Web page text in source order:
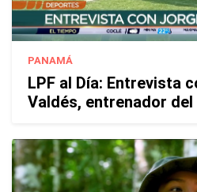
PANAMÁ
LPF al Día: Entrevista
Valdés, entrenador del